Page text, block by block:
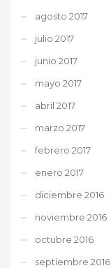
agosto 2017
julio 2017
junio 2017
mayo 2017
abril 2017
marzo 2017
febrero 2017
enero 2017
diciembre 2016
noviembre 2016
octubre 2016
septiembre 2016